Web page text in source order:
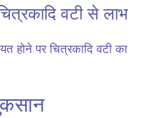
वटी से लाभ
होने पर चित्रकादि वटी का